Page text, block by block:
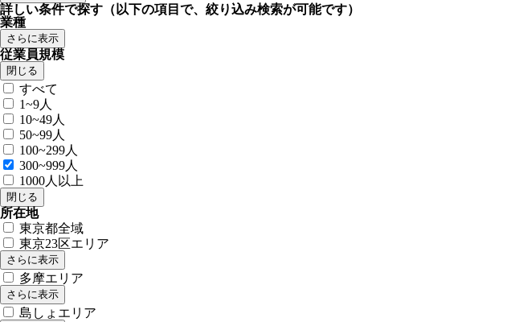
詳しい条件で探す （以下の項目で、絞り込み検索が可能です）
業種
さらに表示
従業員規模
閉じる
すべて
1~9人
10~49人
50~99人
100~299人
300~999人
1000人以上
閉じる
所在地
東京都全域
東京23区エリア
さらに表示
多摩エリア
さらに表示
島しょエリア